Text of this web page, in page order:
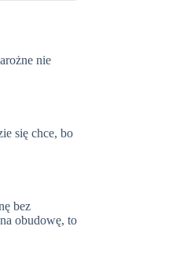
nie
się chce, bo
bez
obudowę, to